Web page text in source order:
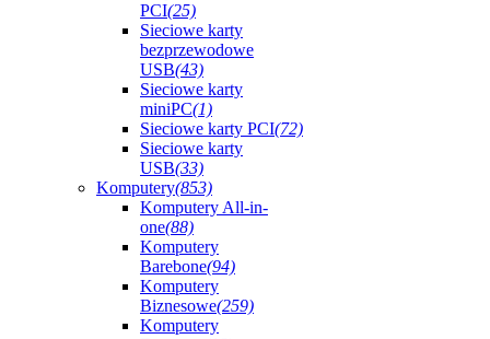
PCI(25)
Sieciowe karty
bezprzewodowe
USB(43)
Sieciowe karty
miniPC(1)
Sieciowe karty PCI(72)
Sieciowe karty
USB(33)
Komputery(853)
Komputery All-in-
one(88)
Komputery
Barebone(94)
Komputery
Biznesowe(259)
Komputery